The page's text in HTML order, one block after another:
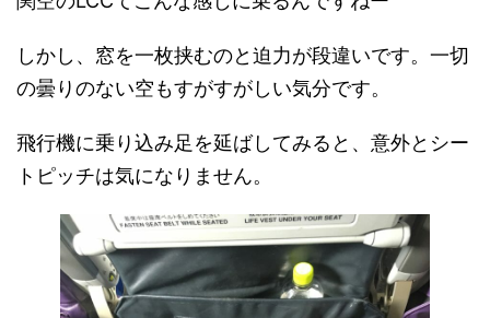
しかし、窓を一枚挟むのと迫力が段違いです。一切
の曇りのない空もすがすがしい気分です。
飛行機に乗り込み足を延ばしてみると、意外とシー
トピッチは気になりません。